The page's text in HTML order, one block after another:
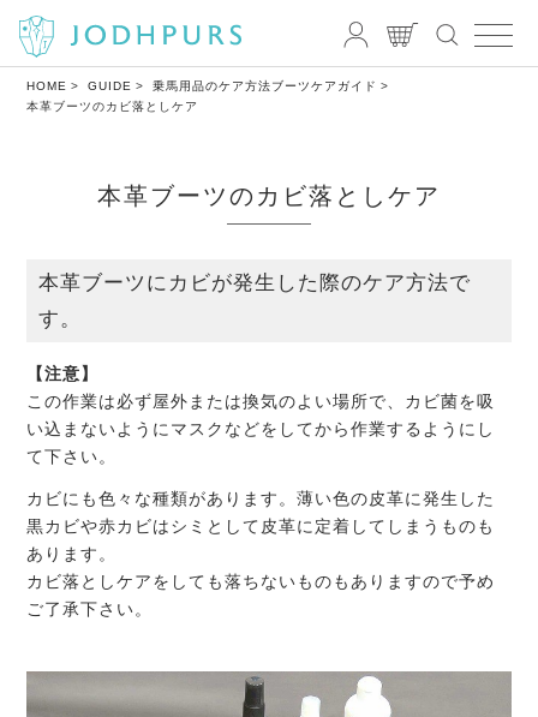
HOME GUIDE 乗馬用品のケア方法ブーツケアガイド
本革ブーツのカビ落としケア
本革ブーツのカビ落としケア
本革ブーツにカビが発生した際のケア方法で
す。
【注意】
この作業は必ず屋外または換気のよい場所で、カビ菌を吸
い込まないようにマスクなどをしてから作業するようにし
て下さい。
カビにも色々な種類があります。薄い色の皮革に発生した
黒カビや赤カビはシミとして皮革に定着してしまうものも
あります。
カビ落としケアをしても落ちないものもありますので予め
ご了承下さい。